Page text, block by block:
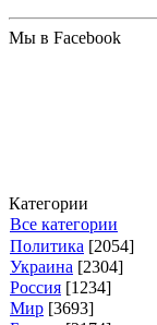
Мы в Facebook
Категории
Все категории
Политика [2054]
Украина [2304]
Россия [1234]
Мир [3693]